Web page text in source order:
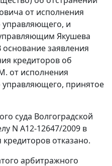
от исполнения
управляющего, и
Якушева
заявления
кредиторов об
от исполнения
управляющего, принятое
суда Волгоградской
N А12-12647/2009 в
отказано.
арбитражного